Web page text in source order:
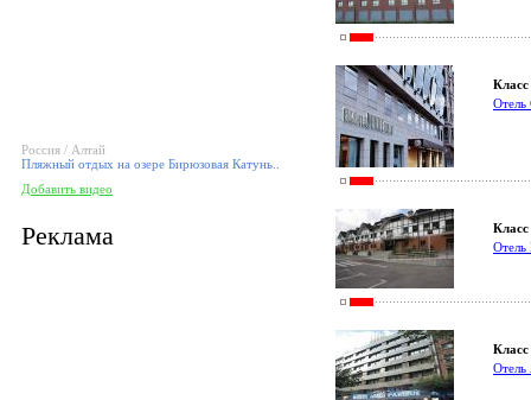
Россия / Алтай
Пляжный отдых на озере Бирюзовая Катунь..
Добавить видео
Реклама
Отель
Отель
Отель